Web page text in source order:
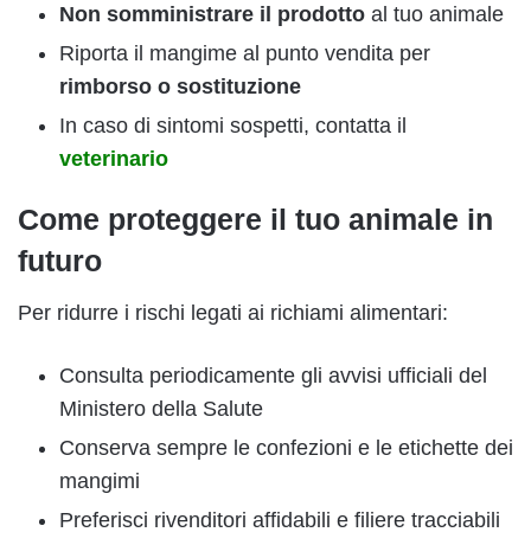
Non somministrare il prodotto al tuo animale
Riporta il mangime al punto vendita per
rimborso o sostituzione
In caso di sintomi sospetti, contatta il
veterinario
Come proteggere il tuo animale in
futuro
Per ridurre i rischi legati ai richiami alimentari:
Consulta periodicamente gli avvisi ufficiali del
Ministero della Salute
Conserva sempre le confezioni e le etichette dei
mangimi
Preferisci rivenditori affidabili e filiere tracciabili